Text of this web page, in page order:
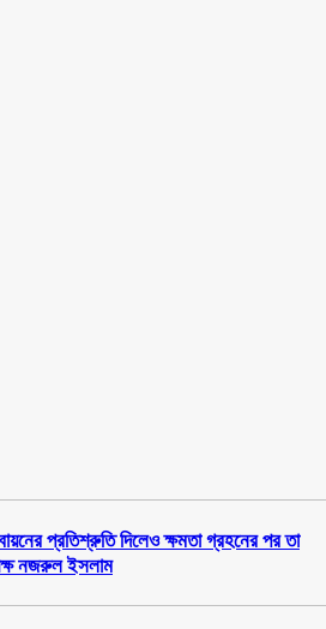
প্রতিশ্রুতি দিলেও ক্ষমতা গ্রহনের পর তা
নজরুল ইসলাম